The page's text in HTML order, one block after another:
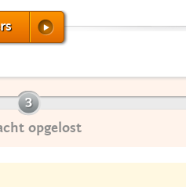
opgelost